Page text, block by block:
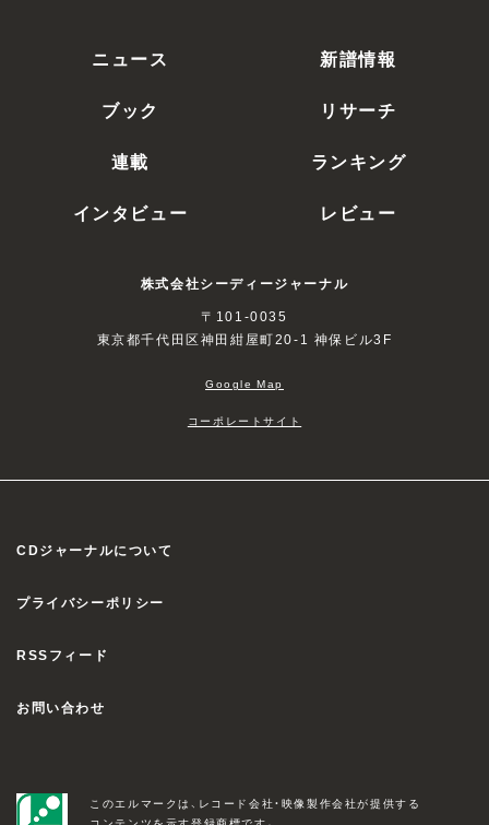
ニュース
新譜情報
ブック
リサーチ
連載
ランキング
インタビュー
レビュー
株式会社シーディージャーナル
〒101-0035
東京都千代田区神田紺屋町20-1 神保ビル3F
Google Map
コーポレートサイト
CDジャーナルについて
プライバシーポリシー
RSSフィード
お問い合わせ
このエルマークは、レコード会社・映像製作会社が提供する